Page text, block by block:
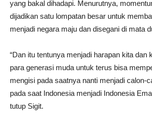
yang bakal dihadapi. Menurutnya,
dijadikan satu lompatan besar untuk
menjadi negara maju dan disegani di mata
“Dan itu tentunya menjadi harapan kita dan
para generasi muda untuk terus bisa
mengisi pada saatnya nanti menjadi calon-
pada saat Indonesia menjadi Indonesia
tutup Sigit.